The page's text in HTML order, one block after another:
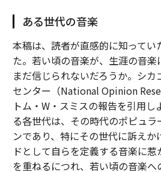
ある世代の音楽
本稿は、読者が直感的に知ってい
た。若い頃の音楽が、生涯の音楽
まだ信じられないだろうか。シ
センター（National Opinion
トム・W・スミスの報告を引用し
る各世代は、その時代のポピュ
ンであり、特にその世代に訴えか
ドとして自らを定義する音楽に
を重ねるにつれ、若い頃の音楽